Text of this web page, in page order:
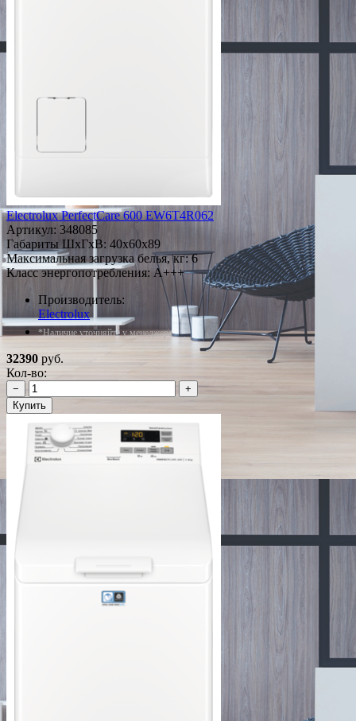
Electrolux PerfectCare 600 EW6T4R062
Артикул: 348085
Габариты ШxГxВ: 40x60x89
Максимальная загрузка белья, кг: 6
Класс энергопотребления: A+++
Производитель:
Electrolux
*Наличие уточняйте у менеджера
32390 руб.
Кол-во:
−
+
Купить